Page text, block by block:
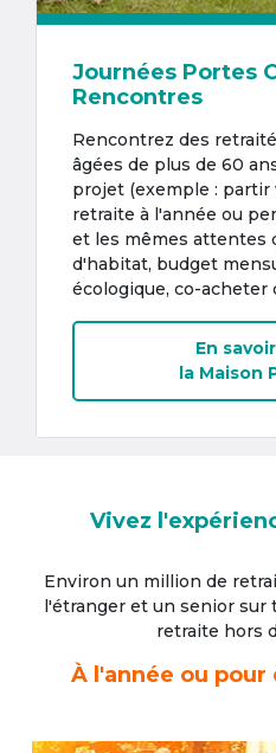
Journées Portes
Rencontres
Rencontrez des
âgées de plus de 60
projet (exemple : partir
retraite à l'année ou
et les mêmes attentes
d'habitat, budget
écologique, co-acheter
En savoir
la Maison
Vivez
Environ un million de
l'étrangeret un senior sur
retraite hors
À l'année ou